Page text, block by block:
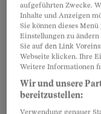
zweieinhalb
Während der
politische
sollte sie
aufgeführten Zwecke.
Inhalte und Anzeigen
Sie können dieses
Einstellungen zu
Sie auf den Link
Webseite klicken. Ihre
Weitere Informationen
Wir und unsere
bereitzustellen:
Verwendung genauer